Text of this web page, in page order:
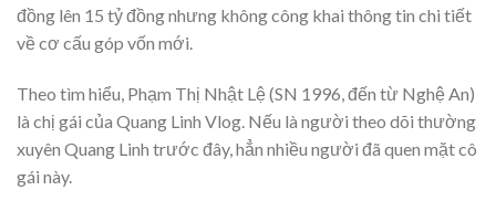
đồng lên 15 tỷ đồng nhưng không công khai thông tin chi tiết
về cơ cấu góp vốn mới.
Theo tìm hiểu, Phạm Thị Nhật Lệ (SN 1996, đến từ Nghệ An)
là chị gái của Quang Linh Vlog. Nếu là người theo dõi thường
xuyên Quang Linh trước đây, hẳn nhiều người đã quen mặt cô
gái này.